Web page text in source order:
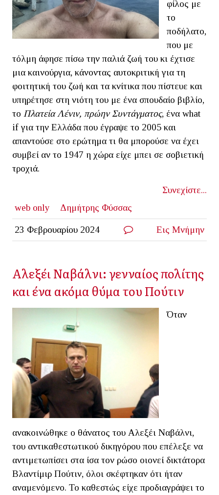
φίλος με
το
ποδήλατο,
που με
τόλμη άφησε πίσω την παλιά ζωή του κι έχτισε
μια καινούργια, κάνοντας αυτοκριτική για τη
φοιτητική του ζωή και τα κνίτικα που πίστευε και
υπηρέτησε στη νιότη του με ένα σπουδαίο βιβλίο,
το Πλατεία Λένιν, πρώην Συντάγματος, ένα what
if για την Ελλάδα που έγραψε το 2005 και
απαντούσε στο ερώτημα τι θα μπορούσε να έχει
συμβεί αν το 1947 η χώρα είχε μπει σε σοβιετική
τροχιά.
Συνεχίστε...
web only
Δημήτρης Φύσσας
23 Φεβρουαρίου 2024 Εις Μνήμην
Αλεξέι Ναβάλνι: γενναίος πολίτης
και ένα ακόμα θύμα του Πούτιν
Όταν
ανακοινώθηκε ο θάνατος του Αλεξέι Ναβάλνι,
του αντικαθεστωτικού δικηγόρου που επέλεξε να
αντιμετωπίσει στα ίσα τον ρώσο οιονεί δικτάτορα
Βλαντίμιρ Πούτιν, όλοι σκέφτηκαν ότι ήταν
αναμενόμενο. Το καθεστώς είχε προδιαγράψει το